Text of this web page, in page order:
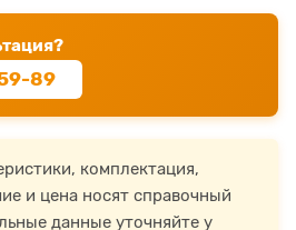
89
комплектация,
и цена носят справочный
данные уточняйте у